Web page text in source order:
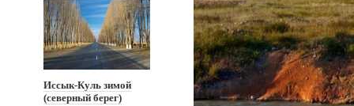
Иссык-Куль зимой
(северный берег)